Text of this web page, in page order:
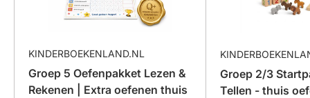
KINDERBOEKENLAND.NL
Groep 5 Oefenpakket Lezen &
Rekenen | Extra oefenen thuis
Groep 2/3
Tellen - thuis